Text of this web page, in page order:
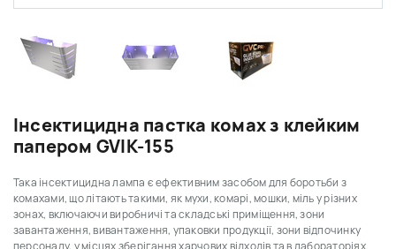
Інсектицидна пастка комах з клейким
папером GVIK-155
Така інсектицидна лампа є ефективним засобом для боротьби з
комахами, що літають такими, як мухи, комарі, мошки, міль у різних
зонах, включаючи виробничі та складські приміщення, зони
завантаження, вивантаження, упаковки продукції, зони відпочинку